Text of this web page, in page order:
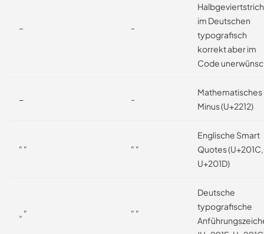
– -
im Deutschen
typografisch
korrekt aber im
Code
− -
Mathematisches
Minus (U+2212)
" " " "
Englische Smart
Quotes (U+201C,
U+201D)
„ " " "
Deutsche
typografische